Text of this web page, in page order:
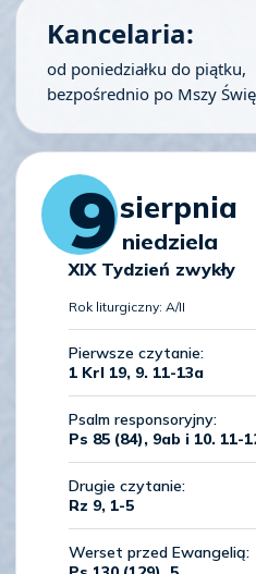
Kancelaria:
od poniedziałku do piątku,
bezpośrednio po Mszy